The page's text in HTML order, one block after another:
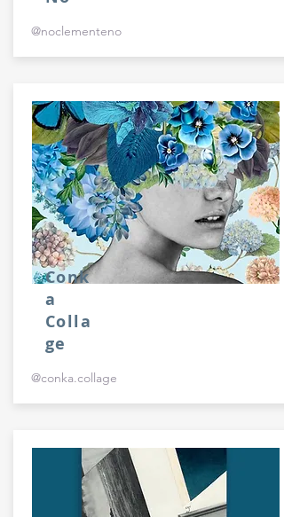
@noclementeno
Conk
a
Colla
ge
@conka.collage